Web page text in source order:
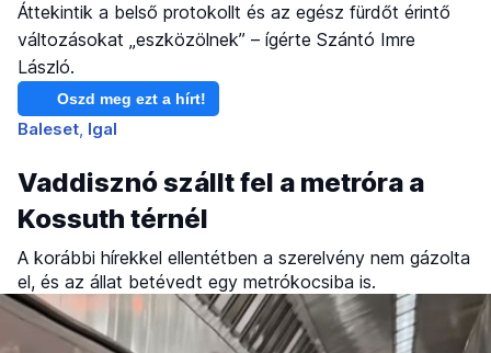
Áttekintik a belső protokollt és az egész fürdőt érintő
változásokat „eszközölnek” – ígérte Szántó Imre
László.
Oszd meg ezt a hírt!
Baleset Igal
Vaddisznó szállt fel a metróra a
Kossuth térnél
A korábbi hírekkel ellentétben a szerelvény nem gázolta
el, és az állat betévedt egy metrókocsiba is.